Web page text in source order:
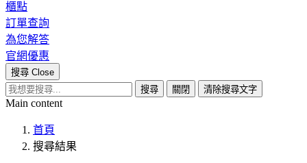
櫃點
訂單查詢
為您解答
官網優惠
搜尋 Close
搜尋
關閉 清除搜尋文字
Main content
首頁
搜尋結果